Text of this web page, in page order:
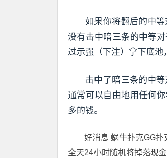
如果你将翻后的中
没有击中暗三条的中等
过示强（下注）拿下底池
击中了暗三条的中
通常可以自由地用任何
多的钱。
好消息 蜗牛扑克GG扑
全天24小时随机将掉落现